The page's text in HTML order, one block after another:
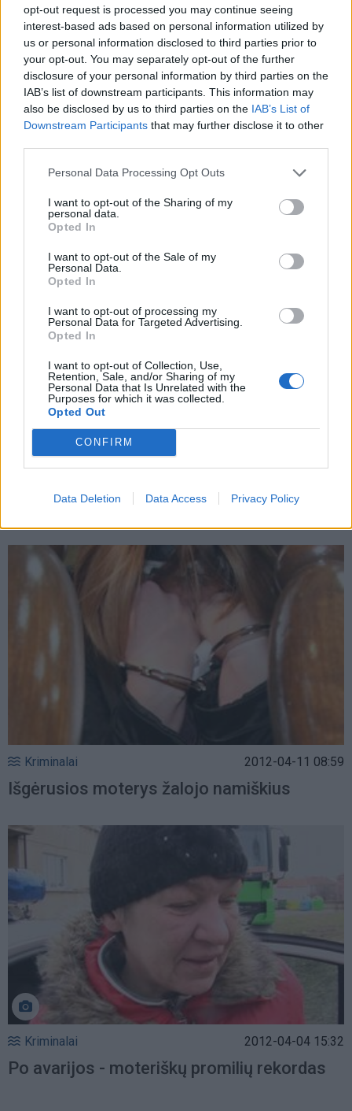
opt-out request is processed you may continue seeing
interest-based ads based on personal information utilized by
us or personal information disclosed to third parties prior to
your opt-out. You may separately opt-out of the further
disclosure of your personal information by third parties on the
IAB’s list of downstream participants. This information may
also be disclosed by us to third parties on the IAB’s List of
Downstream Participants that may further disclose it to other
Personal Data Processing Opt Outs
I want to opt-out of the Sharing of my
personal data.
Opted In
I want to opt-out of the Sale of my
Personal Data.
Opted In
I want to opt-out of processing my
Personal Data for Targeted Advertising.
Opted In
I want to opt-out of Collection, Use,
Retention, Sale, and/or Sharing of my
Personal Data that Is Unrelated with the
Purposes for which it was collected.
Opted Out
CONFIRM
Data Deletion Data Access Privacy Policy
Kriminalai 2015-08-09 10:20
Neblaivi moteris vyrą "auklėjo" peiliu
Neblaivi vairuotoja pareigūnui siūlė kyšį
Kriminalai 2012-04-11 08:59
Išgėrusios moterys žalojo namiškius
Kriminalai 2012-04-04 15:32
Po avarijos - moteriškų promilių rekordas